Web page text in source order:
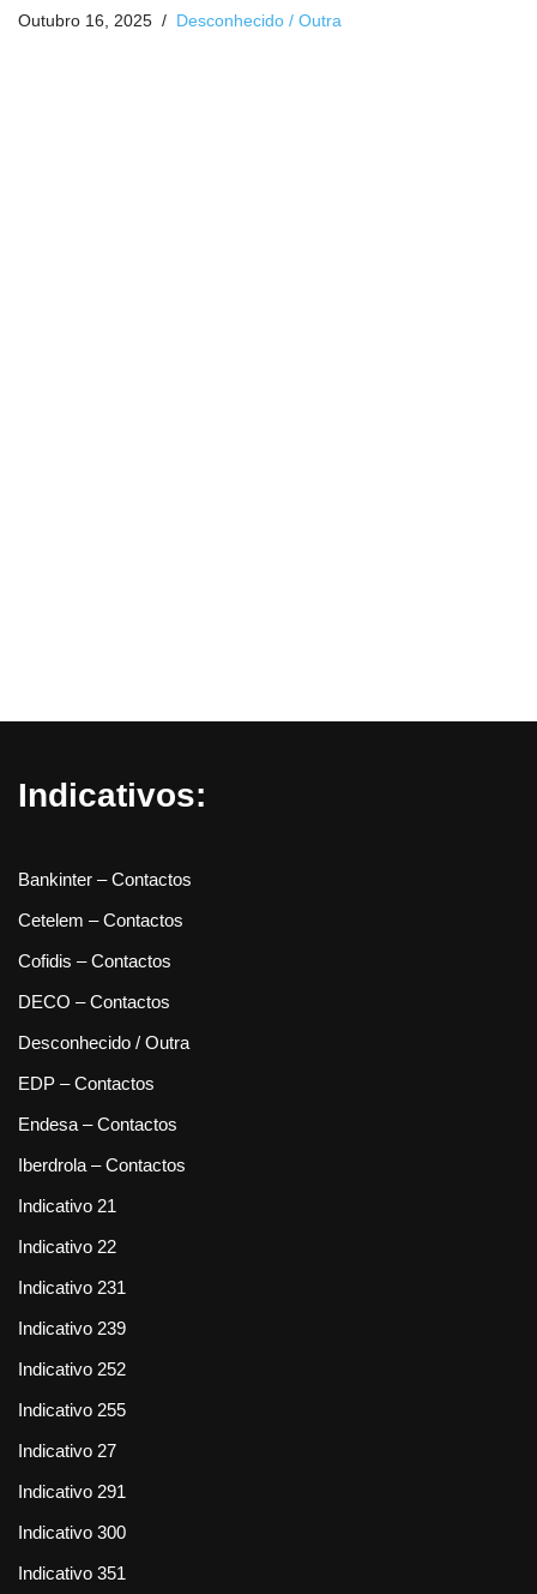
Outubro 16, 2025 Desconhecido / Outra
Indicativos:
Bankinter – Contactos
Cetelem – Contactos
Cofidis – Contactos
DECO – Contactos
Desconhecido / Outra
EDP – Contactos
Endesa – Contactos
Iberdrola – Contactos
Indicativo 21
Indicativo 22
Indicativo 231
Indicativo 239
Indicativo 252
Indicativo 255
Indicativo 27
Indicativo 291
Indicativo 300
Indicativo 351